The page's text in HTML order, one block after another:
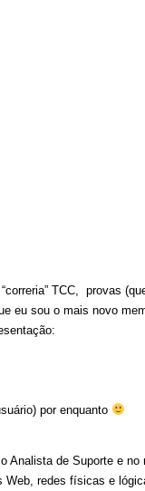
TCC, provas
eu sou o mais novo
por enquanto
Analista de Suporte e no
redes físicas e